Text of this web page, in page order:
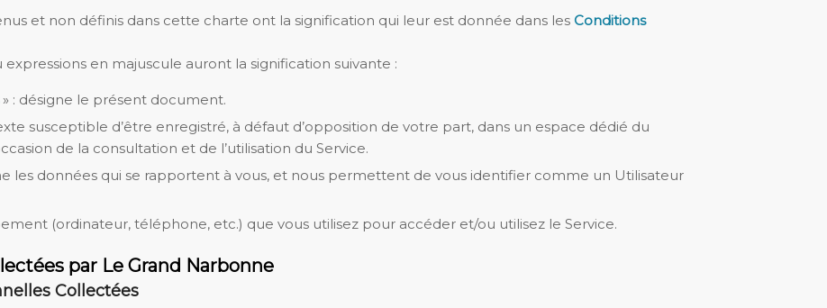
et non définis dans cette charte ont la signification qui leur est donnée dans les Conditions
en majuscule auront la signification suivante :
» : désigne le présent document.
susceptible d’être enregistré, à défaut d’opposition de votre part, dans un espace dédié du
de la consultation et de l’utilisation du Service.
les données qui se rapportent à vous, et nous permettent de vous identifier comme un Utilisateur
(ordinateur, téléphone, etc.) que vous utilisez pour accéder et/ou utilisez le Service.
par Le Grand Narbonne
Collectées